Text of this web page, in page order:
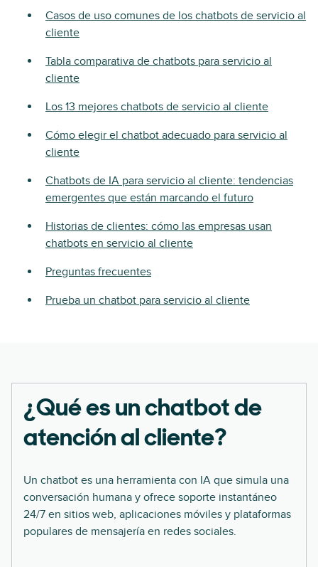
Casos de uso comunes de los chatbots de servicio al
cliente
Tabla comparativa de chatbots para servicio al
cliente
Los 13 mejores chatbots de servicio al cliente
Cómo elegir el chatbot adecuado para servicio al
cliente
Chatbots de IA para servicio al cliente: tendencias
emergentes que están marcando el futuro
Historias de clientes: cómo las empresas usan
chatbots en servicio al cliente
Preguntas frecuentes
Prueba un chatbot para servicio al cliente
¿Qué es un chatbot de
atención al cliente?
Un chatbot es una herramienta con IA que simula una
conversación humana y ofrece soporte instantáneo
24/7 en sitios web, aplicaciones móviles y plataformas
populares de mensajería en redes sociales.